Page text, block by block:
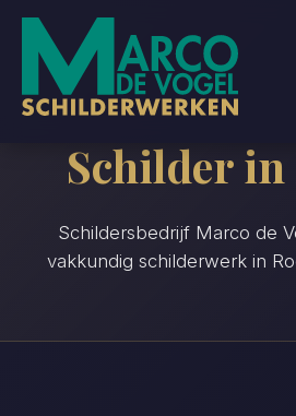
Schilder in
Schildersbedrijf Marco de
vakkundig schilderwerk in